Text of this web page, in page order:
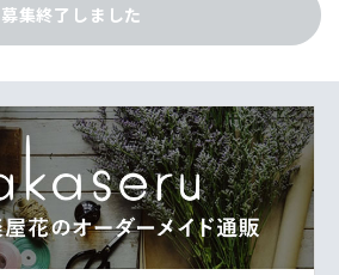
募集終了しました